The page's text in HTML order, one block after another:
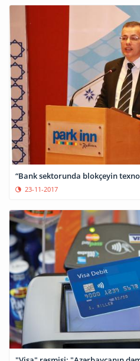
“Bank sektorunda blokçeyin
23-11-2017